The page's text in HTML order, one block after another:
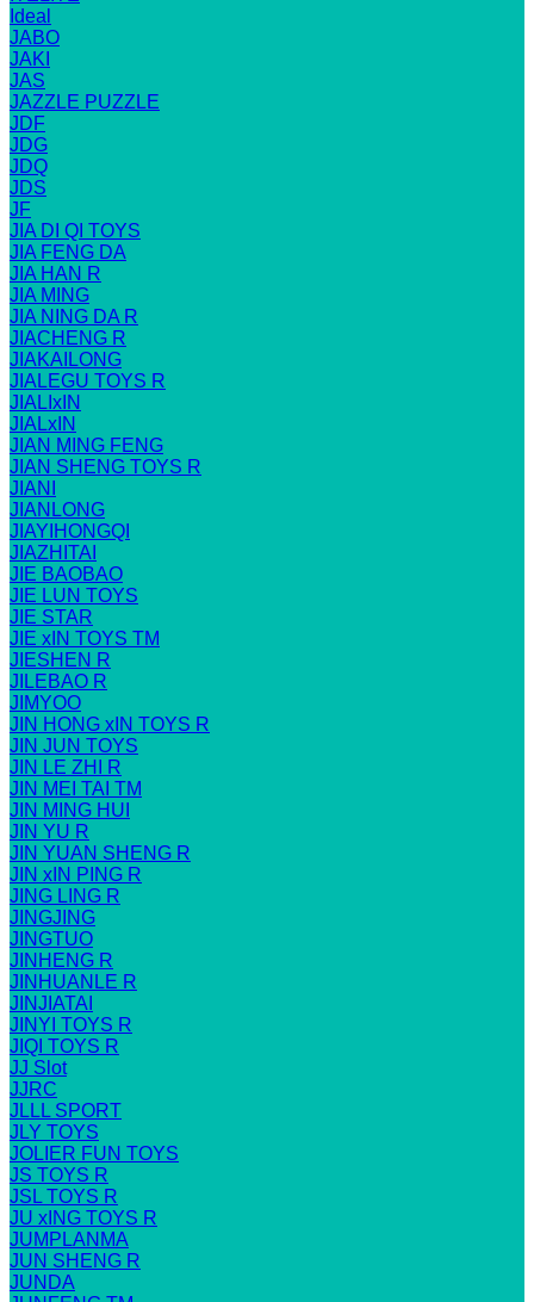
Ideal
JABO
JAKI
JAS
JAZZLE PUZZLE
JDF
JDG
JDQ
JDS
JF
JIA DI QI TOYS
JIA FENG DA
JIA HAN R
JIA MING
JIA NING DA R
JIACHENG R
JIAKAILONG
JIALEGU TOYS R
JIALIxIN
JIALxIN
JIAN MING FENG
JIAN SHENG TOYS R
JIANI
JIANLONG
JIAYIHONGQI
JIAZHITAI
JIE BAOBAO
JIE LUN TOYS
JIE STAR
JIE xIN TOYS TM
JIESHEN R
JILEBAO R
JIMYOO
JIN HONG xIN TOYS R
JIN JUN TOYS
JIN LE ZHI R
JIN MEI TAI TM
JIN MING HUI
JIN YU R
JIN YUAN SHENG R
JIN xIN PING R
JING LING R
JINGJING
JINGTUO
JINHENG R
JINHUANLE R
JINJIATAI
JINYI TOYS R
JIQI TOYS R
JJ Slot
JJRC
JLLL SPORT
JLY TOYS
JOLIER FUN TOYS
JS TOYS R
JSL TOYS R
JU xING TOYS R
JUMPLANMA
JUN SHENG R
JUNDA